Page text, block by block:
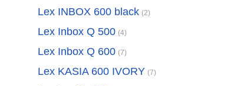
Lex INBOX 600 black (2)
Lex Inbox Q 500 (4)
Lex Inbox Q 600 (7)
Lex KASIA 600 IVORY (7)